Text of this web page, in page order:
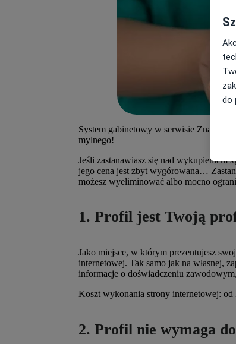
System gabinetowy w serwisie
mylnego!
Jeśli zastanawiasz się nad wykupieniem
jego cena jest zbyt wygórowana…
możesz wyeliminować albo mocno
1. Profil jest Twoją
Jako miejsce, w którym prezentujesz
internetowej. Tak samo jak na własnej,
informacje o doświadczeniu
Koszt wykonania strony internetowej:
2. Profil nie wymaga
do